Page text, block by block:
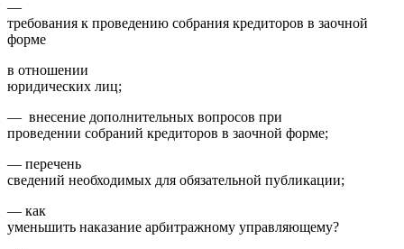
—
требования к проведению собрания кредиторов в заочной
форме
в отношении
юридических лиц;
— внесение дополнительных вопросов при
проведении собраний кредиторов в заочной форме;
— перечень
сведений необходимых для обязательной публикации;
— как
уменьшить наказание арбитражному управляющему?